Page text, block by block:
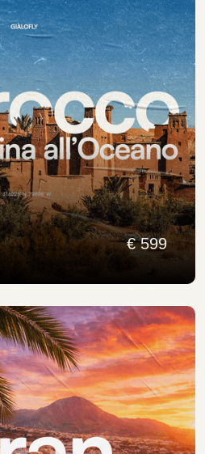
€ 599